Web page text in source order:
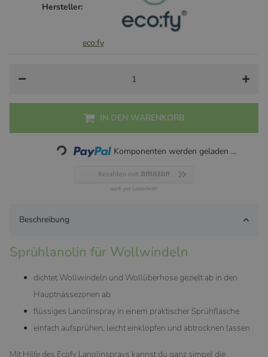
Hersteller:
eco:fy
IN DEN WARENKORB
Loading... Komponenten werden geladen ...
Beschreibung
Sprühlanolin für Wollwindeln
dichtet Wollwindeln und Wollüberhose gezielt ab in den
Hauptnässezonen ab
flüssiges Lanolinspray in einem praktischer Sprühflasche
einfach aufsprühen, leicht einklopfen und abtrocknen lassen
Mit Hilfe des Ecofy Lanolinsprays kannst du ganz simpel die